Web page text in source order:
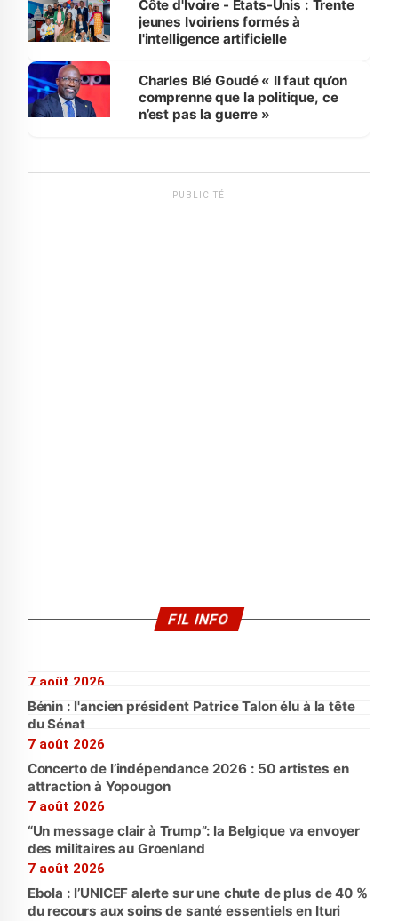
Côte d'Ivoire - Etats-Unis : Trente
jeunes Ivoiriens formés à
l'intelligence artificielle
Charles Blé Goudé « Il faut qu’on
comprenne que la politique, ce
n’est pas la guerre »
PUBLICITÉ
FIL INFO
7 août 2026
Bénin : l'ancien président Patrice Talon élu à la tête
du Sénat
7 août 2026
Concerto de l’indépendance 2026 : 50 artistes en
attraction à Yopougon
7 août 2026
“Un message clair à Trump”: la Belgique va envoyer
des militaires au Groenland
7 août 2026
Ebola : l’UNICEF alerte sur une chute de plus de 40 %
du recours aux soins de santé essentiels en Ituri